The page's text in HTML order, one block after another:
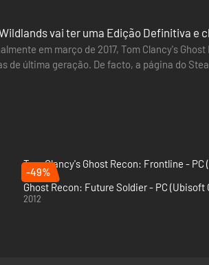
cartel de drogas. Lidere a sua equipe
as paisagens impressionantes da Bolívia.
vai ter uma Edição Definitiva e
em março de 2017, Tom Clancy's
de última geração. De facto, a página do
foi também…
Tom Clancy's Ghost Recon: Frontline -
2022
-49%
Ghost Recon: Future Soldier - PC (Ubisoft
2012